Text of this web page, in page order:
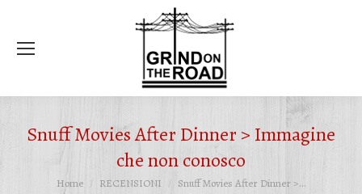
Snuff Movies After Dinner > Immagine
che non conosco
Tu sei qui:
Home RECENSIONI Snuff Movies After Dinner >…